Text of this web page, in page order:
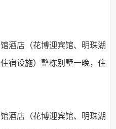
店（花博迎宾馆、明珠湖
宿设施）整栋别墅一晚，住
店（花博迎宾馆、明珠湖